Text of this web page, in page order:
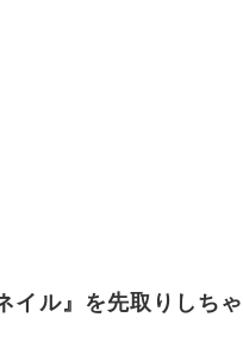
イル』を先取りしちゃ